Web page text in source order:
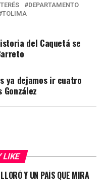
DEPARTAMENTO
TOLIMA
del Caquetá se
ya dejamos ir cuatro
González
LIKE
Y UN PAÍS QUE MIRA